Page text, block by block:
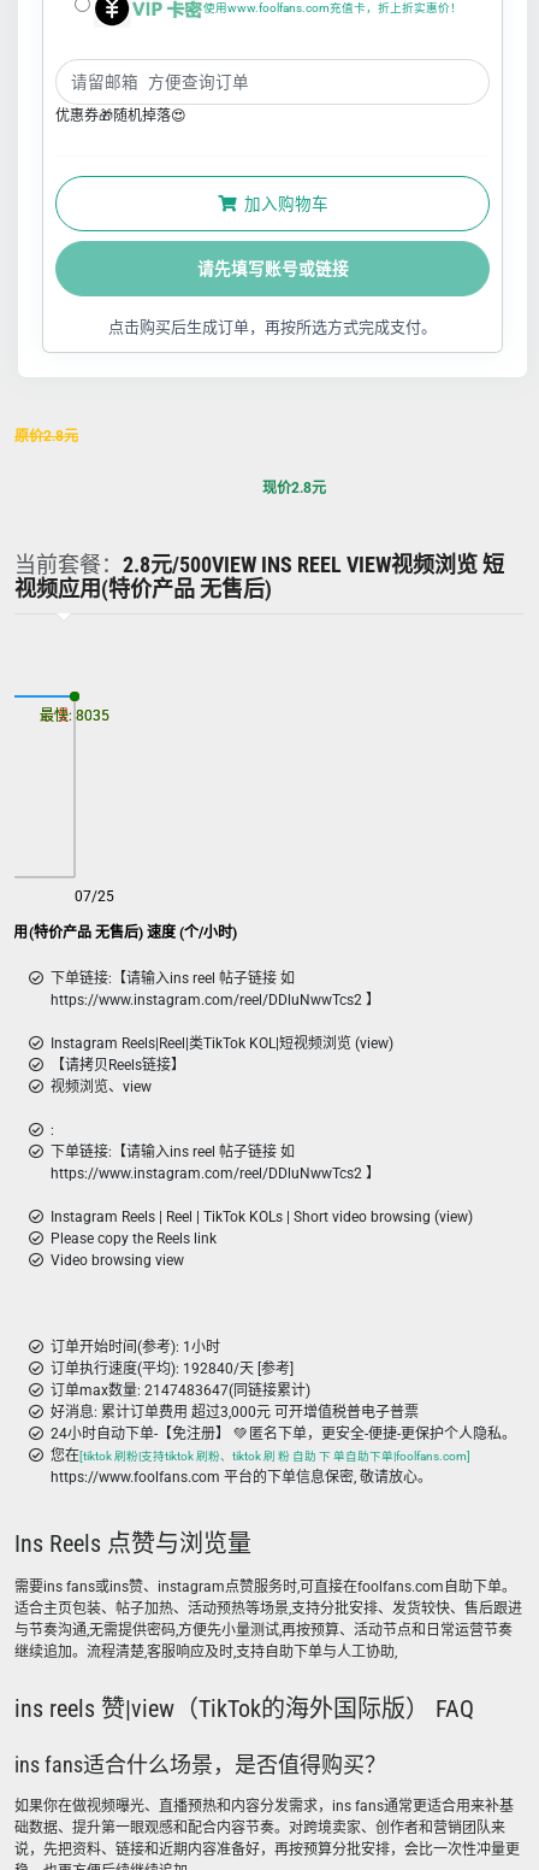
使用www.foolfans.com充值卡，折上折实惠价！
优惠券🎁随机掉落😍
加入购物车
请先填写账号或链接
点击购买后生成订单，再按所选方式完成支付。
原价2.8元
现价2.8元
当前套餐： 2.8元/500VIEW INS REEL VIEW视频浏览 短
视频应用(特价产品 无售后)
ins reel view视频浏览 短视频应用(特价产品 无售后) 速度 (个/小时)
07/25
最慢: 8035
最快: 8035
下单链接:【请输入ins reel 帖子链接 如
https://www.instagram.com/reel/DDluNwwTcs2 】
Instagram Reels|Reel|类TikTok KOL|短视频浏览 (view)
【请拷贝Reels链接】
视频浏览、view
:
下单链接:【请输入ins reel 帖子链接 如
https://www.instagram.com/reel/DDluNwwTcs2 】
Instagram Reels | Reel | TikTok KOLs | Short video browsing (view)
Please copy the Reels link
Video browsing view
订单开始时间(参考): 1小时
订单执行速度(平均): 192840/天 [参考]
订单max数量: 2147483647(同链接累计)
好消息: 累计订单费用 超过3,000元 可开增值税普电子普票
24小时自动下单-【免注册】 💚 匿名下单，更安全-便捷-更保护个人隐私。
您在[tiktok 刷粉|支持tiktok 刷粉、tiktok 刷 粉 自助 下 单自助下单|foolfans.com]
https://www.foolfans.com 平台的下单信息保密, 敬请放心。
Ins Reels 点赞与浏览量
需要ins fans或ins赞、instagram点赞服务时,可直接在foolfans.com自助下单。
适合主页包装、帖子加热、活动预热等场景,支持分批安排、发货较快、售后跟进
与节奏沟通,无需提供密码,方便先小量测试,再按预算、活动节点和日常运营节奏
继续追加。流程清楚,客服响应及时,支持自助下单与人工协助,
ins reels 赞|view（TikTok的海外国际版） FAQ
ins fans适合什么场景，是否值得购买？
如果你在做视频曝光、直播预热和内容分发需求，ins fans通常更适合用来补基
础数据、提升第一眼观感和配合内容节奏。对跨境卖家、创作者和营销团队来
说，先把资料、链接和近期内容准备好，再按预算分批安排，会比一次性冲量更